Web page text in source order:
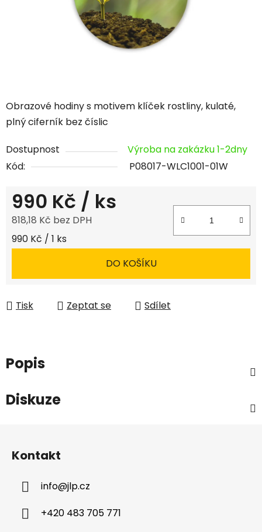
Obrazové hodiny s motivem klíček rostliny, kulaté,
plný ciferník bez číslic
Dostupnost
Výroba na zakázku 1-2dny
Kód:
P08017-WLC1001-01W
990 Kč / ks
818,18 Kč bez DPH
Měrná cena:
990 Kč / 1 ks
DO KOŠÍKU
Tisk Zeptat se Sdílet
Popis
Diskuze
Kontakt
info@jlp.cz
+420 483 705 771